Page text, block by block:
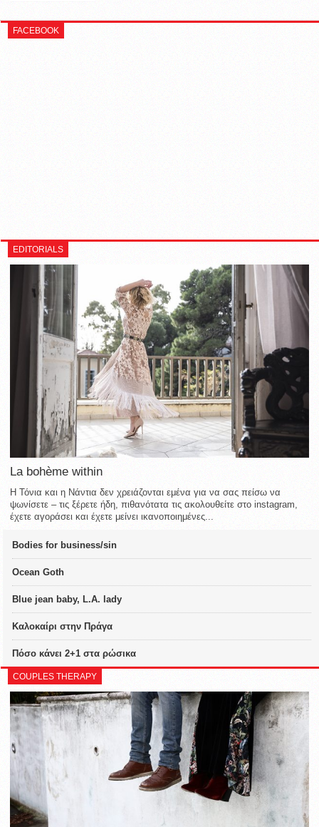
FACEBOOK
EDITORIALS
La bohème within
Η Τόνια και η Νάντια δεν χρειάζονται εμένα για να σας πείσω να
ψωνίσετε – τις ξέρετε ήδη, πιθανότατα τις ακολουθείτε στο instagram,
έχετε αγοράσει και έχετε μείνει ικανοποιημένες...
Bodies for business/sin
Ocean Goth
Blue jean baby, L.A. lady
Καλοκαίρι στην Πράγα
Πόσο κάνει 2+1 στα ρώσικα
COUPLES THERAPY